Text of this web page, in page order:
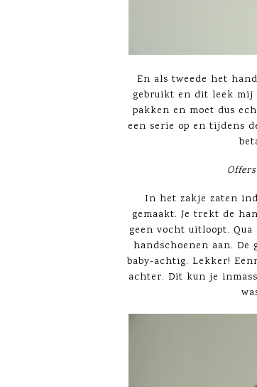
En als tweede het
gebruikt en dit leek mij
pakken en moet dus
een serie op en tijdens
In het zakje zaten
gemaakt. Je trekt de
geen vocht uitloopt.
handschoenen aan.
baby-achtig. Lekker!
achter. Dit kun je